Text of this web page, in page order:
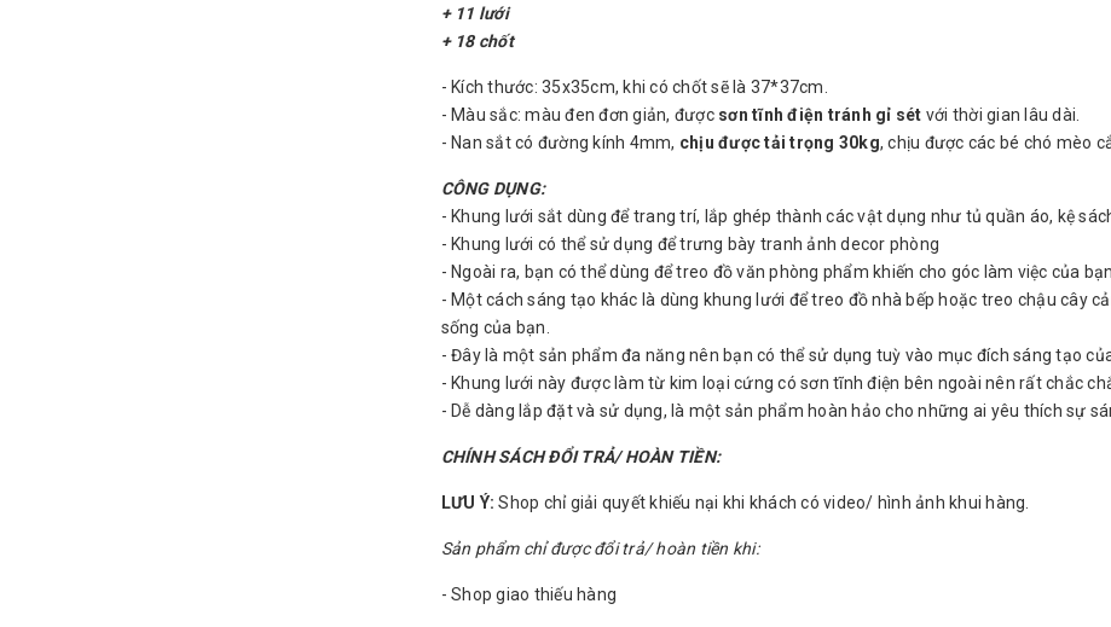
+ 11 lưới
+ 18 chốt
- Kích thước: 35x35cm, khi có chốt sẽ là 37*37cm.
- Màu sắc: màu đen đơn giản, được sơn tĩnh điện tránh gỉ sét với thời gian lâu dài.
- Nan sắt có đường kính 4mm, chịu được tải trọng 30kg, chịu được các bé chó mèo
CÔNG DỤNG:
- Khung lưới sắt dùng để trang trí, lắp ghép thành các vật dụng như tủ quần áo, kệ
- Khung lưới có thể sử dụng để trưng bày tranh ảnh decor phòng
- Ngoài ra, bạn có thể dùng để treo đồ văn phòng phẩm khiến cho góc làm việc của
- Một cách sáng tạo khác là dùng khung lưới để treo đồ nhà bếp hoặc treo chậu cây
sống của bạn.
- Đây là một sản phẩm đa năng nên bạn có thể sử dụng tuỳ vào mục đích sáng tạo
- Khung lưới này được làm từ kim loại cứng có sơn tĩnh điện bên ngoài nên rất chắc
- Dễ dàng lắp đặt và sử dụng, là một sản phẩm hoàn hảo cho những ai yêu thích sự
CHÍNH SÁCH ĐỔI TRẢ/ HOÀN TIỀN:
LƯU Ý: Shop chỉ giải quyết khiếu nại khi khách có video/ hình ảnh khui hàng.
Sản phẩm chỉ được đổi trả/ hoàn tiền khi:
- Shop giao thiếu hàng